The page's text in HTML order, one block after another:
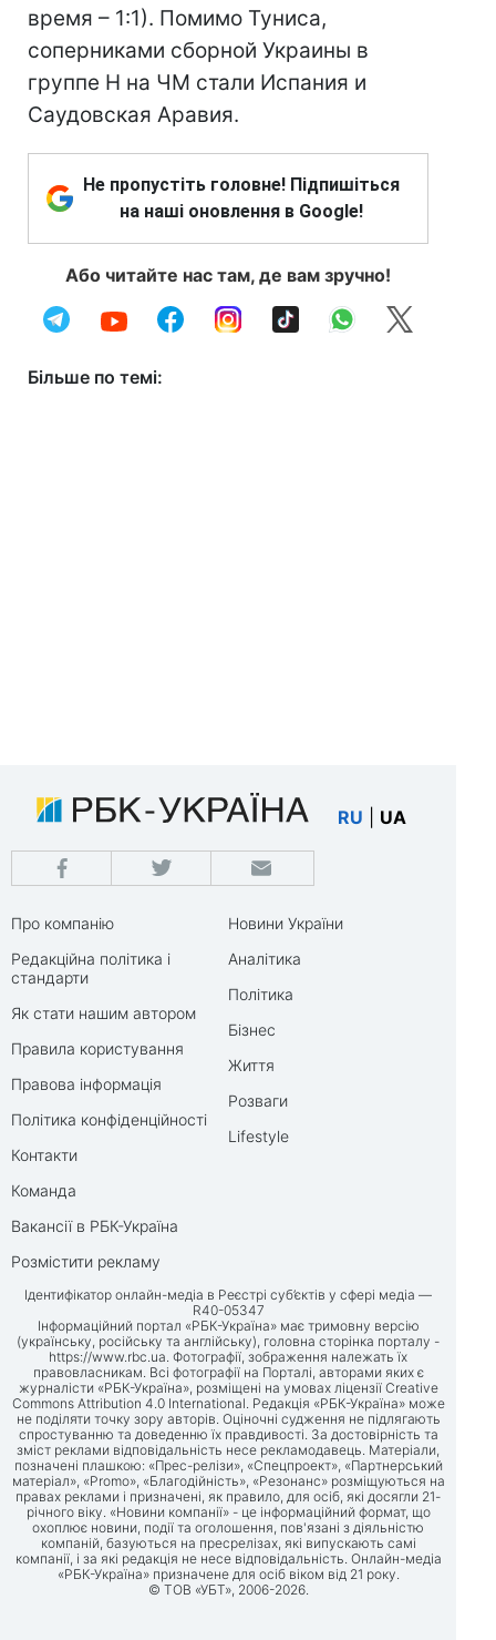
время – 1:1). Помимо Туниса,
соперниками сборной Украины в
группе Н на ЧМ стали Испания и
Саудовская Аравия.
Не пропустіть головне! Підпишіться
на наші оновлення в Google!
Або читайте нас там, де вам зручно!
Більше по темі:
RU UA
Про компанію
Редакційна політика і
стандарти
Як стати нашим автором
Правила користування
Правова інформація
Політика конфіденційності
Контакти
Команда
Вакансії в РБК-Україна
Розмістити рекламу
Новини України
Аналітика
Політика
Бізнес
Життя
Розваги
Lifestyle
Ідентифікатор онлайн-медіа в Реєстрі суб’єктів у сфері медіа —
R40-05347
Інформаційний портал «РБК-Україна» має тримовну версію
(українську, російську та англійську), головна сторінка порталу -
https://www.rbc.ua. Фотографії, зображення належать їх
правовласникам. Всі фотографії на Порталі, авторами яких є
журналісти «РБК-Україна», розміщені на умовах ліцензії Creative
Commons Attribution 4.0 International. Редакція «РБК-Україна» може
не поділяти точку зору авторів. Оціночні судження не підлягають
спростуванню та доведенню їх правдивості. За достовірність та
зміст реклами відповідальність несе рекламодавець. Матеріали,
позначені плашкою: «Прес-релізи», «Спецпроект», «Партнерський
матеріал», «Promo», «Благодійність», «Резонанс» розміщуються на
правах реклами і призначені, як правило, для осіб, які досягли 21-
річного віку. «Новини компанії» - це інформаційний формат, що
охоплює новини, події та оголошення, пов'язані з діяльністю
компаній, базуються на пресрелізах, які випускають самі
компанії, і за які редакція не несе відповідальність. Онлайн-медіа
«РБК-Україна» призначене для осіб віком від 21 року.
© ТОВ «УБТ», 2006-2026.